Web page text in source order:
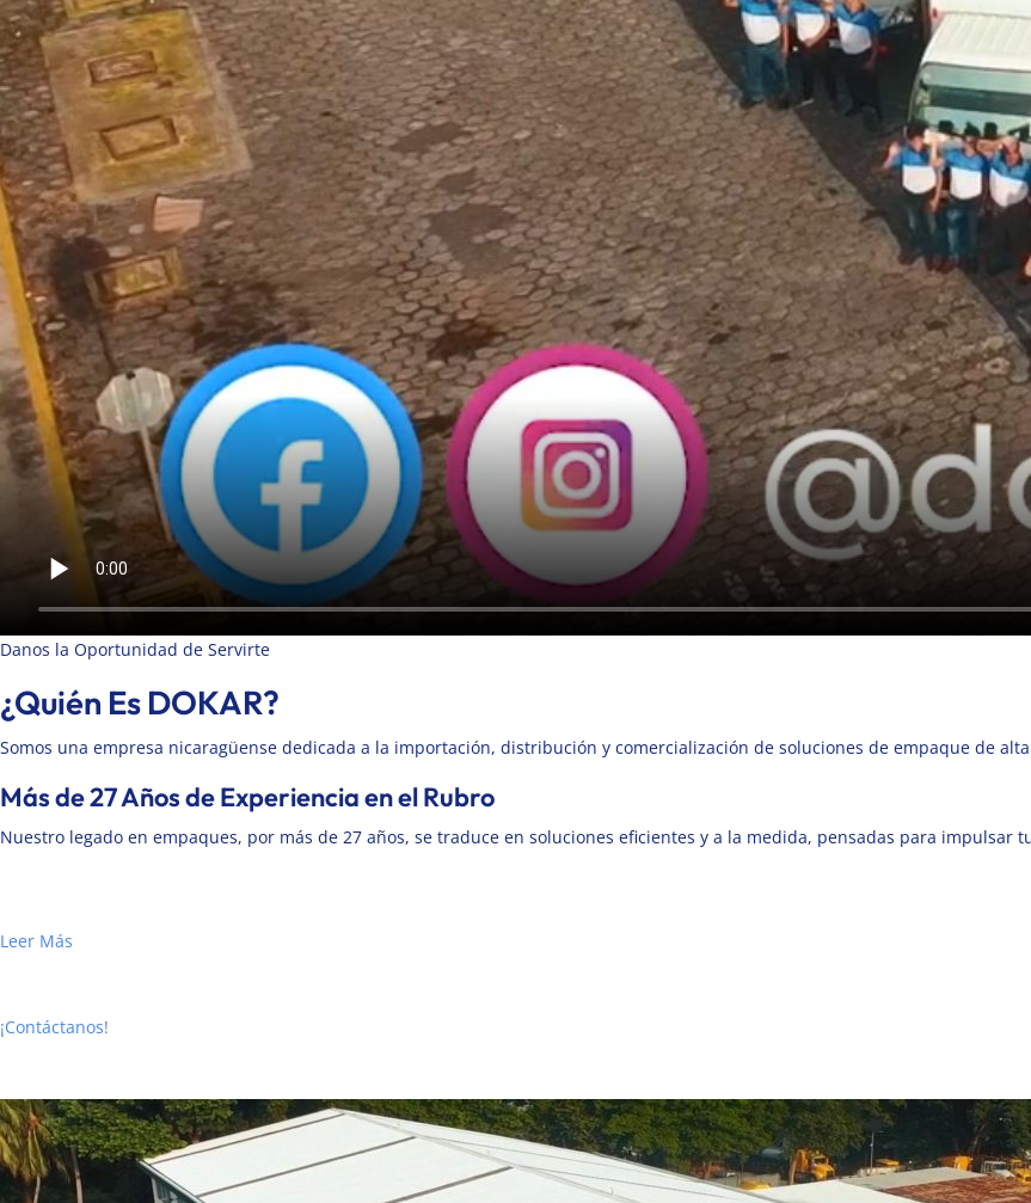
Danos la Oportunidad de Servirte
¿Quién Es DOKAR?
Somos una empresa nicaragüense dedicada a la importación, distribución y comercialización de soluciones de empaque de
Más de 27 Años de Experiencia en el Rubro
Nuestro legado en empaques, por más de 27 años, se traduce en soluciones eficientes y a la medida, pensadas para impulsar
Leer Más
¡Contáctanos!